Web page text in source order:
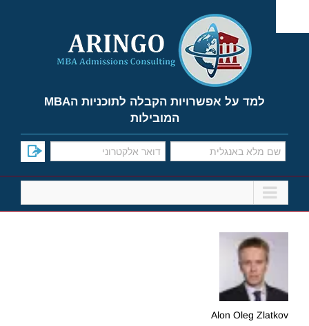
content
למד על אפשרויות הקבלה לתוכניות הMBA
המובילות
Alon Oleg Zlatkov